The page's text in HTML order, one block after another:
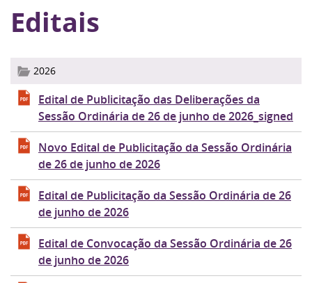
Editais
2026
Edital de Publicitação das Deliberações da
Sessão Ordinária de 26 de junho de 2026_signed
Novo Edital de Publicitação da Sessão Ordinária
de 26 de junho de 2026
Edital de Publicitação da Sessão Ordinária de 26
de junho de 2026
Edital de Convocação da Sessão Ordinária de 26
de junho de 2026